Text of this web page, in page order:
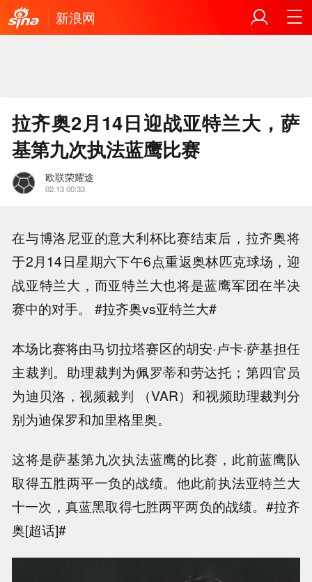
新浪网
拉齐奥2月14日迎战亚特兰大，萨
基第九次执法蓝鹰比赛
欧联荣耀途
02.13 00:33
在与博洛尼亚的意大利杯比赛结束后，拉齐奥将
于2月14日星期六下午6点重返奥林匹克球场，迎
战亚特兰大，而亚特兰大也将是蓝鹰军团在半决
赛中的对手。 #拉齐奥vs亚特兰大#
本场比赛将由马切拉塔赛区的胡安·卢卡·萨基担任
主裁判。助理裁判为佩罗蒂和劳达托；第四官员
为迪贝洛，视频裁判 （VAR）和视频助理裁判分
别为迪保罗和加里格里奥。
这将是萨基第九次执法蓝鹰的比赛，此前蓝鹰队
取得五胜两平一负的战绩。他此前执法亚特兰大
十一次，真蓝黑取得七胜两平两负的战绩。#拉齐
奥[超话]#